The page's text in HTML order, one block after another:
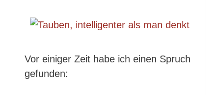
Vor einiger Zeit habe ich einen Spruch
gefunden: